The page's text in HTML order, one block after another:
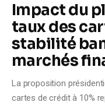
Impact du
taux des
stabilité
marchés
La proposition
cartes de crédit à 10%